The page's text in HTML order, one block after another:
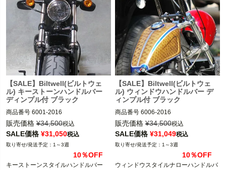
【SALE】Biltwell(ビルトウェ
ル) キーストーンハンドルバー
ディンプル付 ブラック
商品番号 6001-2016
3OT：0601-5109
販売価格 ¥34,500税込
SALE価格 ¥31,050税込
1～3週
10％OFF
キーストーンスタイルハンドルバー
【SALE】Biltwell(ビルトウェ
ル) ウィンドウハンドルバー デ
ィンプル付 ブラック
商品番号 6006-2016
3OT：0601-5117
販売価格 ¥34,500税込
SALE価格 ¥31,049税込
1～3週
10％OFF
ウィンドウスタイルナローハンドルバ